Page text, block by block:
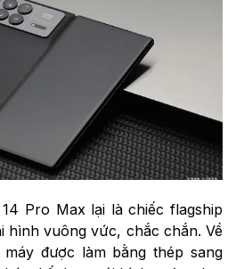
Pro Max lại là chiếc flagship
hình vuông vức, chắc chắn. Về
được làm bằng thép sang